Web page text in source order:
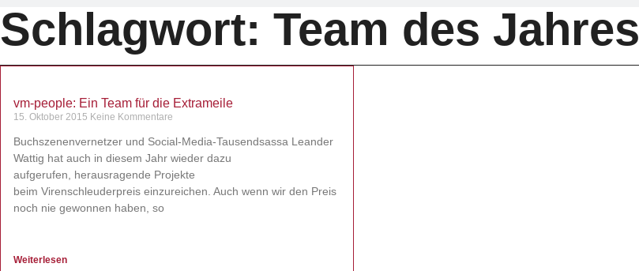
Schlagwort: Team des Jahres
vm-people: Ein Team für die Extrameile
15. Oktober 2015 Keine Kommentare
Buchszenenvernetzer und Social-Media-Tausendsassa Leander
Wattig hat auch in diesem Jahr wieder dazu
aufgerufen, herausragende Projekte
beim Virenschleuderpreis einzureichen. Auch wenn wir den Preis
noch nie gewonnen haben, so
Weiterlesen